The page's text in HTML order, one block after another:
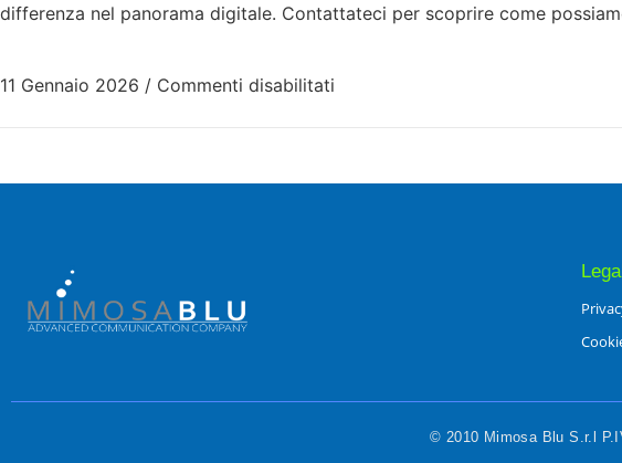
differenza nel panorama digitale. Contattateci per scoprire come
11 Gennaio 2026 / Commenti disabilitati
© 2010 Mimosa Blu S.r.l